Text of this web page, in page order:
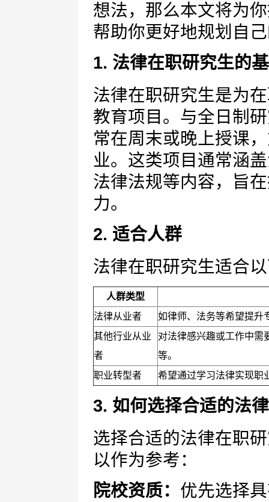
想法，那么本文将为
帮助你更好地规划自
1. 法律在职研究生的
法律在职研究生是为
教育项目。与全日制
常在周末或晚上授课
业。这类项目通常涵
法律法规等内容，旨
力。
2. 适合人群
法律在职研究生适合
人群类型
法律从业者
如律师、法务等希望提升
其他行业从业
者
对法律感兴趣或工作中需
等。
职业转型者
希望通过学习法律实现职
3. 如何选择合适的法
选择合适的法律在职
以作为参考：
院校资质： 优先选择